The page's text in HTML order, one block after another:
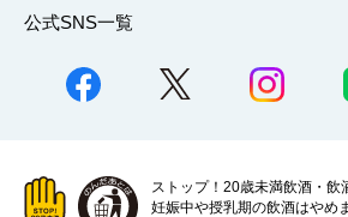
公式SNS一覧
ストップ！20歳未満飲酒・飲
妊娠中や授乳期の飲酒はやめ